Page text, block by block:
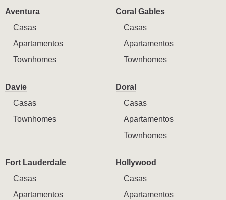
Aventura
Casas
Apartamentos
Townhomes
Coral Gables
Casas
Apartamentos
Townhomes
Davie
Casas
Townhomes
Doral
Casas
Apartamentos
Townhomes
Fort Lauderdale
Casas
Apartamentos
Hollywood
Casas
Apartamentos